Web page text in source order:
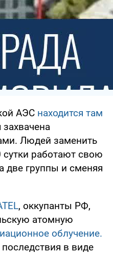
АЭС находится там
захвачена
Людей заменить
работают свою
две группы и сменяя
, оккупанты РФ,
атомную
облучение.
в виде